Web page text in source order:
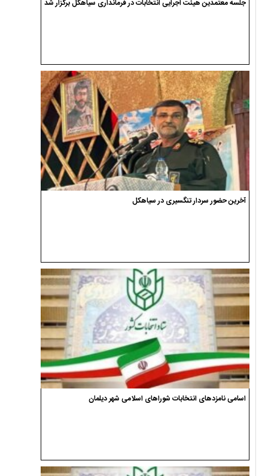
جلسه معتمدین هیئت اجرایی انتخابات در فرمانداری سیاهکل برگزار شد
آخرین حضور سردار تنگسیری در سیاهکل
اسامی نامزدهای انتخابات شوراهای اسلامی شهر دیلمان